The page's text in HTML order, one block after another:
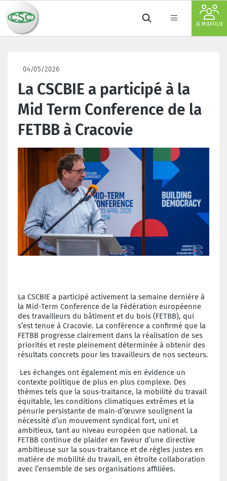
JE M'AFFILIE
04/05/2026
La CSCBIE a participé à la
Mid Term Conference de la
FETBB à Cracovie
La CSCBIE a participé activement la semaine dernière à
la Mid‑Term Conference de la Fédération européenne
des travailleurs du bâtiment et du bois (FETBB), qui
s’est tenue à Cracovie. La conférence a confirmé que la
FETBB progresse clairement dans la réalisation de ses
priorités et reste pleinement déterminée à obtenir des
résultats concrets pour les travailleurs de nos secteurs.
Les échanges ont également mis en évidence un
contexte politique de plus en plus complexe. Des
thèmes tels que la sous‑traitance, la mobilité du travail
équitable, les conditions climatiques extrêmes et la
pénurie persistante de main‑d’œuvre soulignent la
nécessité d’un mouvement syndical fort, uni et
ambitieux, tant au niveau européen que national. La
FETBB continue de plaider en faveur d’une directive
ambitieuse sur la sous‑traitance et de règles justes en
matière de mobilité du travail, en étroite collaboration
avec l’ensemble de ses organisations affiliées.